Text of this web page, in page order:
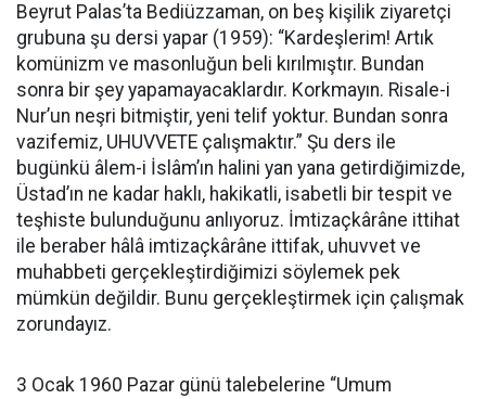
Beyrut Palas’ta Bediüzzaman, on beş kişilik ziyaretçi
grubuna şu dersi yapar (1959): “Kardeşlerim! Artık
komünizm ve masonluğun beli kırılmıştır. Bundan
sonra bir şey yapamayacaklardır. Korkmayın. Risale-i
Nur’un neşri bitmiştir, yeni telif yoktur. Bundan sonra
vazifemiz, UHUVVETE çalışmaktır.” Şu ders ile
bugünkü âlem-i İslâm’ın halini yan yana getirdiğimizde,
Üstad’ın ne kadar haklı, hakikatli, isabetli bir tespit ve
teşhiste bulunduğunu anlıyoruz. İmtizaçkârâne ittihat
ile beraber hâlâ imtizaçkârâne ittifak, uhuvvet ve
muhabbeti gerçekleştirdiğimizi söylemek pek
mümkün değildir. Bunu gerçekleştirmek için çalışmak
zorundayız.
3 Ocak 1960 Pazar günü talebelerine “Umum